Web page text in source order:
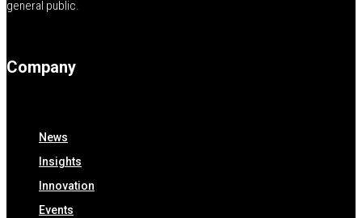
general public.
Company
News
Insights
Innovation
Events